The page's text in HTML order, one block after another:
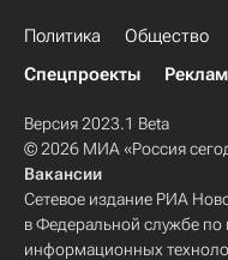
Политика Общество
Спецпроекты
Версия 2023.1 Beta
© 2026 МИА «Россия
Вакансии
Сетевое издание РИА
в Федеральной службе по
информационных